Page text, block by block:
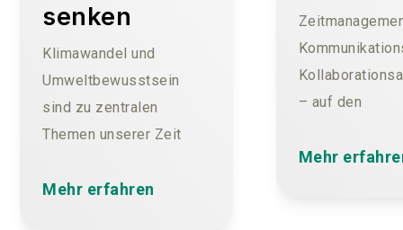
senken
Klimawandel und
Umweltbewusstsein
sind zu zentralen
Themen unserer Zeit
spielen eine
Mehr erfahren
– auf den
Mehr